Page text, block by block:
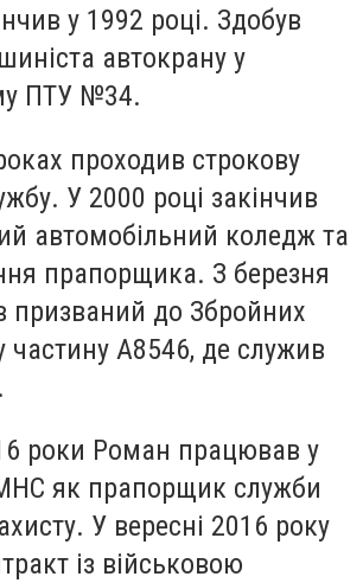
у 1992 році. Здобув
автокрану у
ПТУ №34.
проходив строкову
У 2000 році закінчив
автомобільний коледж та
прапорщика. З березня
призваний до Збройних
частину А8546, де служив
роки Роман працював у
як прапорщик служби
У вересні 2016 року
із військовою